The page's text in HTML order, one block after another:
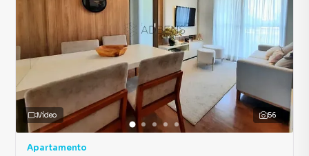
56
Vídeo
Apartamento